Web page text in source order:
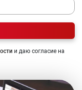
и даю согласие на